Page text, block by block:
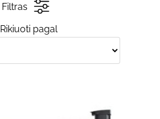
Filtras
Rikiuoti pagal